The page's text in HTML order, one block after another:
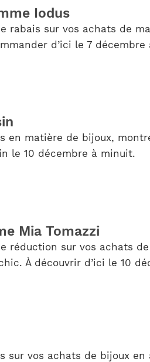
Iodus
rabais sur vos achats de
d’ici le 7
en matière de bijoux,
le 10 décembre à minuit.
Mia Tomazzi
réduction sur vos achats
À découvrir d’ici le 10
sur vos achats de bijoux